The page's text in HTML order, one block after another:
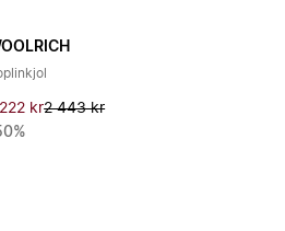
kr2 443 kr